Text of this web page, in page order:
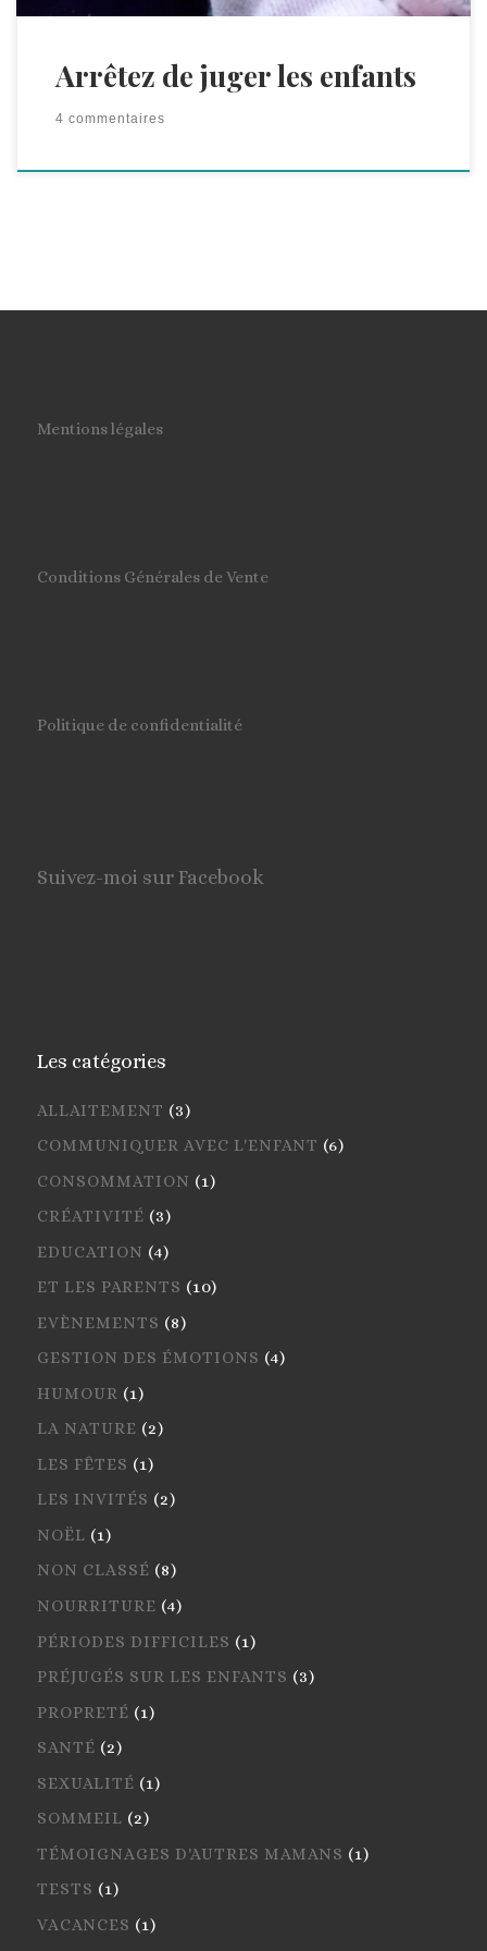
effort ». Ça viendra. Mais en attendant, je me suis
Arrêtez de juger les enfants
4 commentaires
Mentions légales
Conditions Générales de Vente
Politique de confidentialité
Suivez-moi sur Facebook
Les catégories
ALLAITEMENT (3)
COMMUNIQUER AVEC L'ENFANT (6)
CONSOMMATION (1)
CRÉATIVITÉ (3)
EDUCATION (4)
ET LES PARENTS (10)
EVÈNEMENTS (8)
GESTION DES ÉMOTIONS (4)
HUMOUR (1)
LA NATURE (2)
LES FÊTES (1)
LES INVITÉS (2)
NOËL (1)
NON CLASSÉ (8)
NOURRITURE (4)
PÉRIODES DIFFICILES (1)
PRÉJUGÉS SUR LES ENFANTS (3)
PROPRETÉ (1)
SANTÉ (2)
SEXUALITÉ (1)
SOMMEIL (2)
TÉMOIGNAGES D'AUTRES MAMANS (1)
TESTS (1)
VACANCES (1)